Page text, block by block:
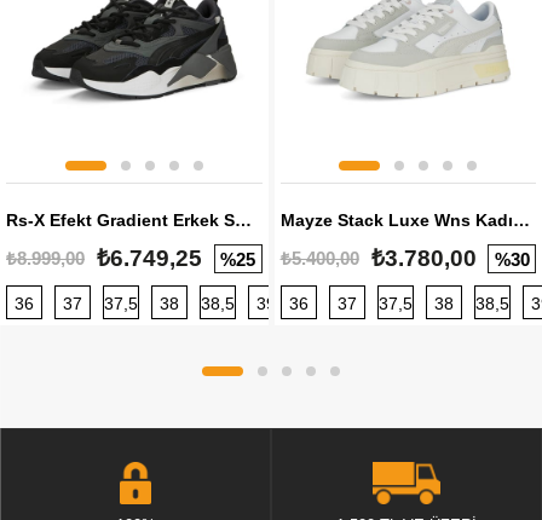
Rs-X Efekt Gradient Erkek Sneaker
₺8.999,00 ₺6.749,25 %25
36 37 37,5 38 38,5 39 40 40,5 41 42 42,5
Mayze Stack Luxe Wns Kadın Sneaker
₺5.400,00 ₺3.780,00 %30
36 37 37,5 38 38,5